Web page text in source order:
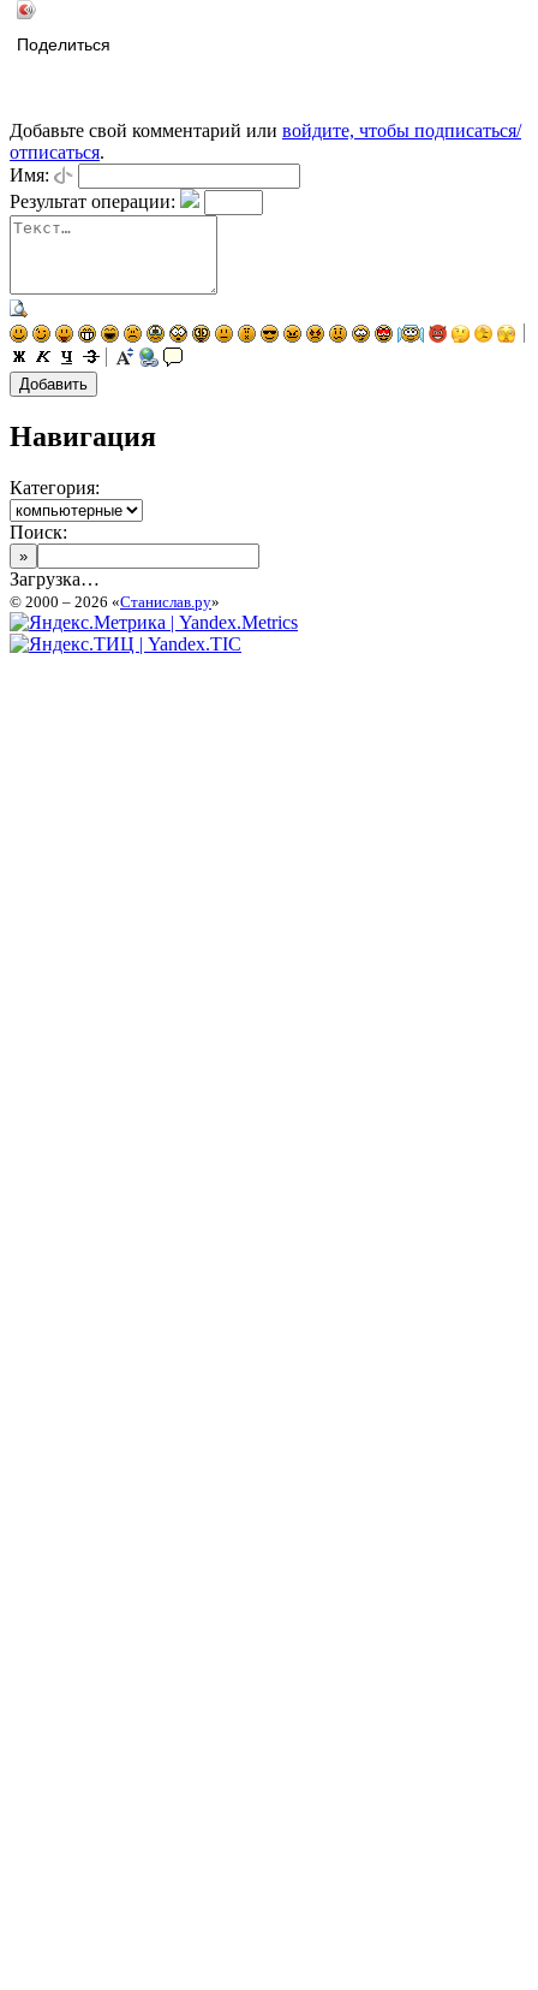
Поделиться
Добавьте свой комментарий или войдите, чтобы подписаться/
отписаться.
Имя:
Результат операции:
Навигация
Категория:
Поиск:
Загрузка…
© 2000 – 2026 «Станислав.ру»